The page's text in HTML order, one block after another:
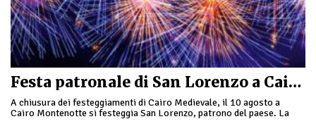
Festa patronale di San Lorenzo a Cairo Montenotte
A chiusura dei festeggiamenti di Cairo Medievale, il 10 agosto a
Cairo Montenotte si festeggia San Lorenzo, patrono del paese. La